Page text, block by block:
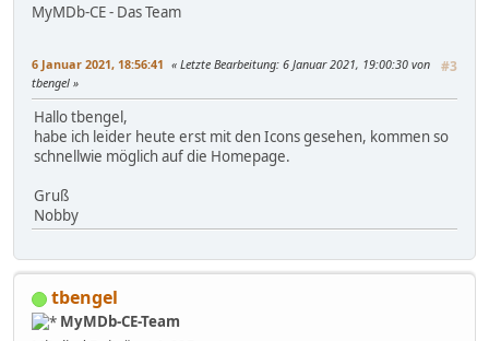
MyMDb-CE - Das Team
6 Januar 2021, 18:56:41 #3
Letzte Bearbeitung: 6 Januar 2021, 19:00:30 von
tbengel
Hallo tbengel,
habe ich leider heute erst mit den Icons gesehen, kommen so
schnellwie möglich auf die Homepage.
Gruß
Nobby
tbengel
MyMDb-CE-Team